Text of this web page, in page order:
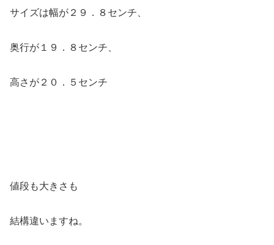
サイズは幅が２９．８センチ、
奥行が１９．８センチ、
高さが２０．５センチ
値段も大きさも
結構違いますね。